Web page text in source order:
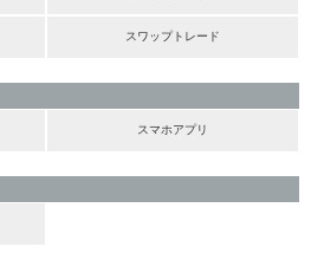
スワップトレード
スマホアプリ